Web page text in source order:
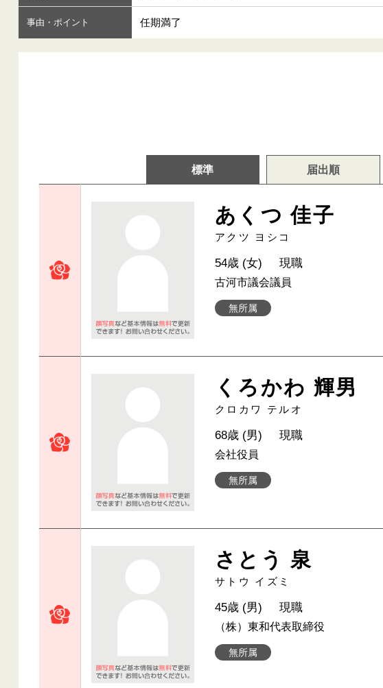
事由・ポイント 任期満了
標準 届出順
あくつ 佳子
アクツ ヨシコ
無所属
54歳 (女) 現職
古河市議会議員
くろかわ 輝男
クロカワ テルオ
無所属
68歳 (男) 現職
会社役員
さとう 泉
サトウ イズミ
無所属
45歳 (男) 現職
（株）東和代表取締役